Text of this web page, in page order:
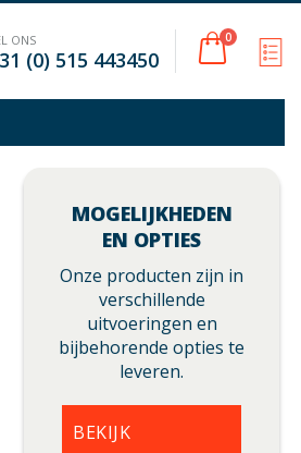
Cart
0
ONS
(0) 515 443450
MOGELIJKHEDEN
EN OPTIES
Onze producten zijn in
verschillende
uitvoeringen en
bijbehorende opties te
leveren.
BEKIJK